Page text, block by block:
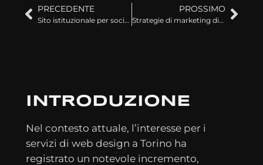
PRECEDENTE
Sito istituzionale per società di consulenza aziendale
PROSSIMO
Strategie di marketing digitale per PMI a Torino: guida
INTRODUZIONE
Nel contesto attuale, l’interesse per i
servizi di web design a Torino ha
registrato un notevole incremento,